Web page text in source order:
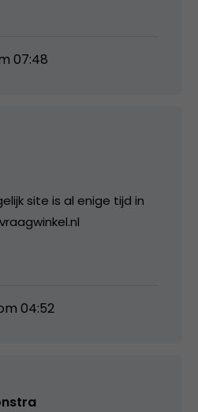
07:48
site is al enige tijd in
04:52